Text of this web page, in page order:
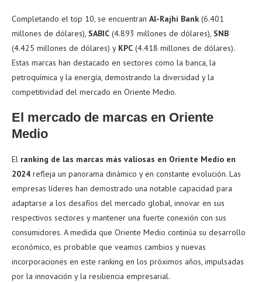
Completando el top 10, se encuentran Al-Rajhi Bank (6.401
millones de dólares), SABIC (4.893 millones de dólares), SNB
(4.425 millones de dólares) y KPC (4.418 millones de dólares).
Estas marcas han destacado en sectores como la banca, la
petroquímica y la energía, demostrando la diversidad y la
competitividad del mercado en Oriente Medio.
El mercado de marcas en Oriente
Medio
El ranking de las marcas más valiosas en Oriente Medio en
2024 refleja un panorama dinámico y en constante evolución. Las
empresas líderes han demostrado una notable capacidad para
adaptarse a los desafíos del mercado global, innovar en sus
respectivos sectores y mantener una fuerte conexión con sus
consumidores. A medida que Oriente Medio continúa su desarrollo
económico, es probable que veamos cambios y nuevas
incorporaciones en este ranking en los próximos años, impulsadas
por la innovación y la resiliencia empresarial.